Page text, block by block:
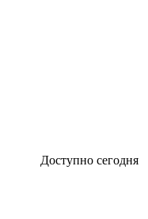
Доступно сегодня